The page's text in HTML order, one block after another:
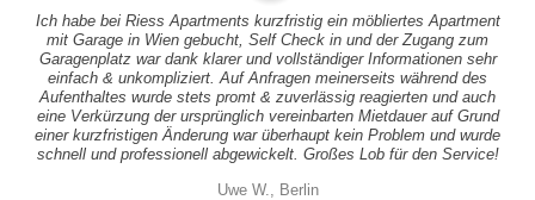
Ich habe bei Riess Apartments kurzfristig ein möbliertes Apartment
mit Garage in Wien gebucht, Self Check in und der Zugang zum
Garagenplatz war dank klarer und vollständiger Informationen sehr
einfach & unkompliziert. Auf Anfragen meinerseits während des
Aufenthaltes wurde stets promt & zuverlässig reagierten und auch
eine Verkürzung der ursprünglich vereinbarten Mietdauer auf Grund
einer kurzfristigen Änderung war überhaupt kein Problem und wurde
schnell und professionell abgewickelt. Großes Lob für den Service!
Uwe W., Berlin